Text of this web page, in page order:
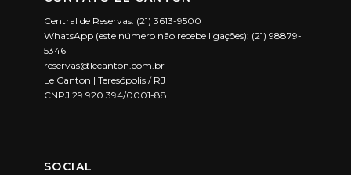
Central de Reservas: (21) 3613-9500
WhatsApp (este número não recebe ligações): (21) 98879-
5346
reservas@lecanton.com.br
Le Canton | Teresópolis / RJ
CNPJ 29.920.394/0001-88
SOCIAL